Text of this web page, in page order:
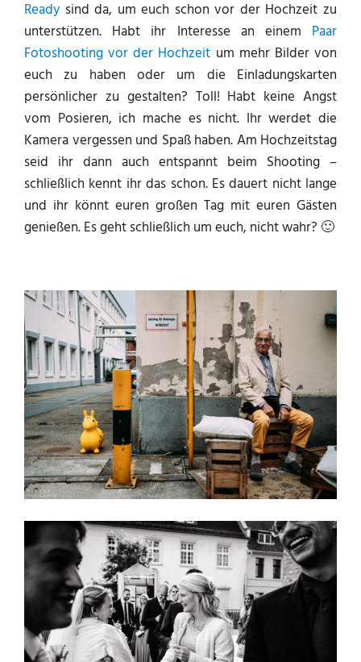
Ready sind da, um euch schon vor der Hochzeit zu
unterstützen. Habt ihr Interesse an einem Paar
Fotoshooting vor der Hochzeit um mehr Bilder von
euch zu haben oder um die Einladungskarten
persönlicher zu gestalten? Toll! Habt keine Angst
vom Posieren, ich mache es nicht. Ihr werdet die
Kamera vergessen und Spaß haben. Am Hochzeitstag
seid ihr dann auch entspannt beim Shooting –
schließlich kennt ihr das schon. Es dauert nicht lange
und ihr könnt euren großen Tag mit euren Gästen
genießen. Es geht schließlich um euch, nicht wahr? 🙂